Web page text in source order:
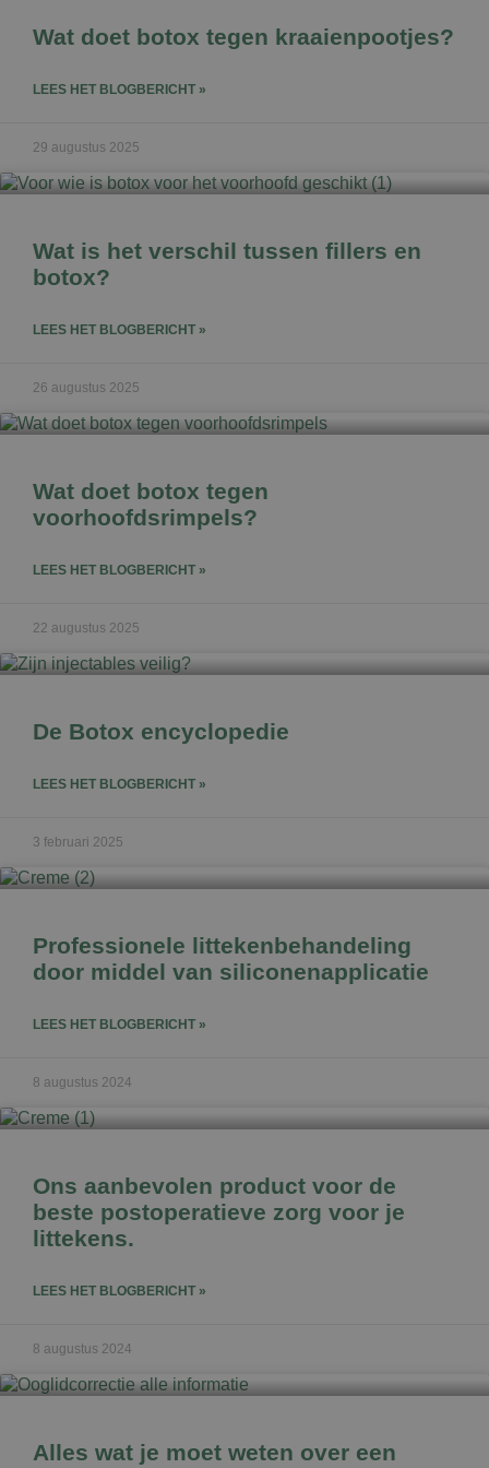
Wat doet botox tegen kraaienpootjes?
LEES HET BLOGBERICHT »
29 augustus 2025
Wat is het verschil tussen fillers en
botox?
LEES HET BLOGBERICHT »
26 augustus 2025
Wat doet botox tegen
voorhoofdsrimpels?
LEES HET BLOGBERICHT »
22 augustus 2025
De Botox encyclopedie
LEES HET BLOGBERICHT »
3 februari 2025
Professionele littekenbehandeling
door middel van siliconenapplicatie
LEES HET BLOGBERICHT »
8 augustus 2024
Ons aanbevolen product voor de
beste postoperatieve zorg voor je
littekens.
LEES HET BLOGBERICHT »
8 augustus 2024
Alles wat je moet weten over een